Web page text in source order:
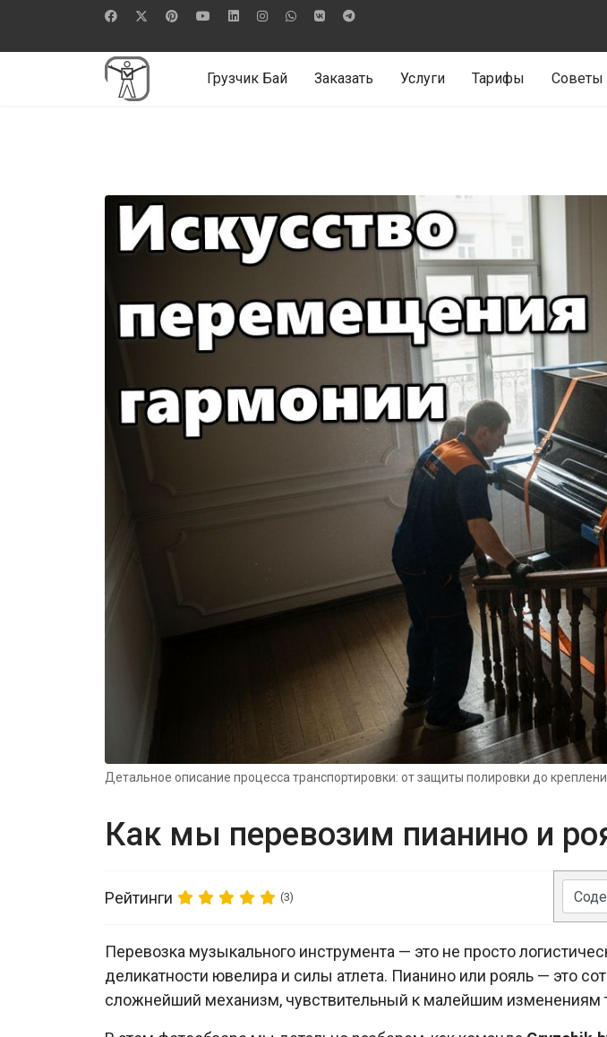
Грузчик Бай Заказать Услуги Тарифы Советы
Детальное описание процесса транспортировки: от защиты полировки до
Как мы перевозим пианино и
Рейтинги (3)
Перевозка музыкального инструмента — это не просто
деликатности ювелира и силы атлета. Пианино или рояль — это
сложнейший механизм, чувствительный к малейшим изменениям